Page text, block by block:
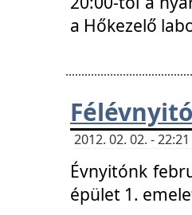
a Hőkezelő
2012. 02. 02. -
Évnyitónk
épület 1.